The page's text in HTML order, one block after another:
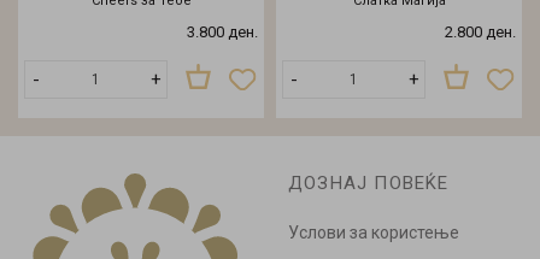
3.800 ден.
- +
2.800 ден.
- +
ДОЗНАЈ ПОВЕЌЕ
Услови за користење